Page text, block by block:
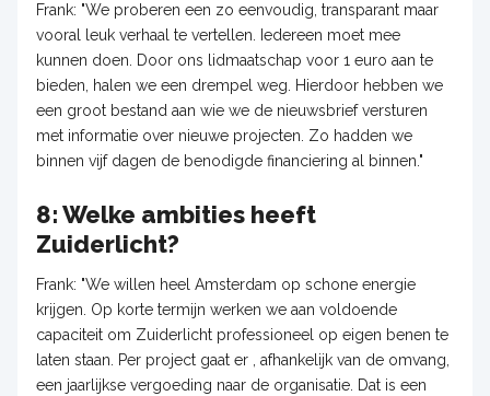
Frank: "We proberen een zo eenvoudig, transparant maar
vooral leuk verhaal te vertellen. Iedereen moet mee
kunnen doen. Door ons lidmaatschap voor 1 euro aan te
bieden, halen we een drempel weg. Hierdoor hebben we
een groot bestand aan wie we de nieuwsbrief versturen
met informatie over nieuwe projecten. Zo hadden we
binnen vijf dagen de benodigde financiering al binnen."
8: Welke ambities heeft
Zuiderlicht?
Frank: "We willen heel Amsterdam op schone energie
krijgen. Op korte termijn werken we aan voldoende
capaciteit om Zuiderlicht professioneel op eigen benen te
laten staan. Per project gaat er , afhankelijk van de omvang,
een jaarlijkse vergoeding naar de organisatie. Dat is een